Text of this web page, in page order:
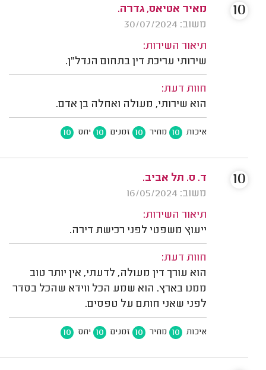
מאיר אטיאס, גדרה.
משוב: 30/07/2024
תיאור השירות:
שירותי עריכת דין בתחום הנדל"ן.
חוות דעת:
הוא שירותי, מעולה ואחלה בן אדם.
איכות 10 מחיר 10 זמנים 10 יחס 10
10
ד. ס. תל אביב.
משוב: 16/05/2024
תיאור השירות:
ייעוץ משפטי לפני רכישת דירה.
חוות דעת:
הוא עורך דין מעולה, לדעתי, אין יותר טוב
ממנו בארץ. הוא שמע הכל ווידא שהכל בסדר
לפני שאני חותם על טפסים.
איכות 10 מחיר 10 זמנים 10 יחס 10
10